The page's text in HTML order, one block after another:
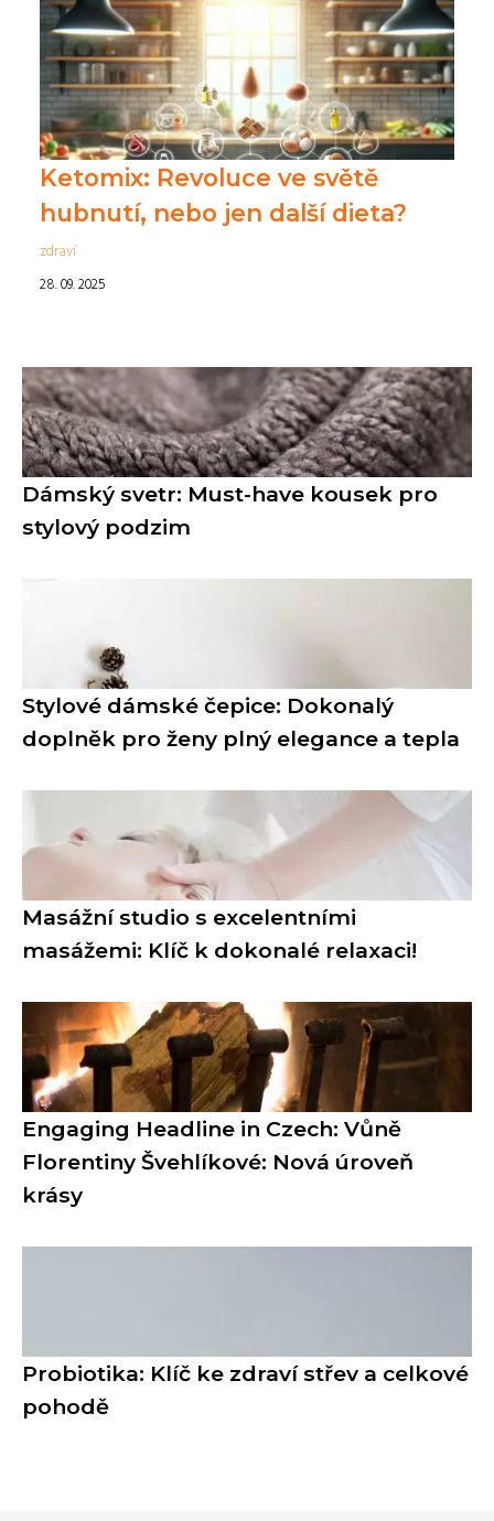
Ketomix: Revoluce ve světě
hubnutí, nebo jen další dieta?
zdraví
28. 09. 2025
Dámský svetr: Must-have kousek pro
stylový podzim
Stylové dámské čepice: Dokonalý
doplněk pro ženy plný elegance a tepla
Masážní studio s excelentními
masážemi: Klíč k dokonalé relaxaci!
Engaging Headline in Czech: Vůně
Florentiny Švehlíkové: Nová úroveň
krásy
Probiotika: Klíč ke zdraví střev a celkové
pohodě